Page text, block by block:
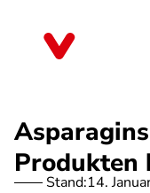
Produkten
Stand:14.